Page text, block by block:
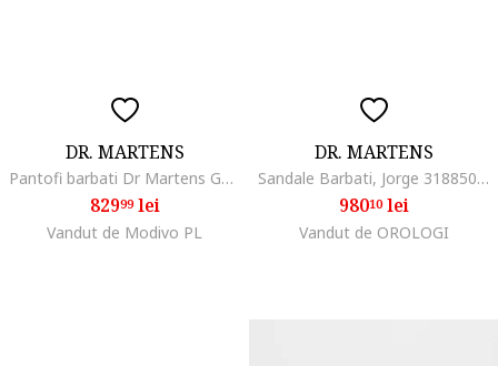
DR. MARTENS
Pantofi barbati Dr Martens Gaucho, 98745, Maro
82999lei
Vandut de Modivo PL
DR. MARTENS
Sandale Barbati, Jorge 31885001
98010lei
Vandut de OROLOGI